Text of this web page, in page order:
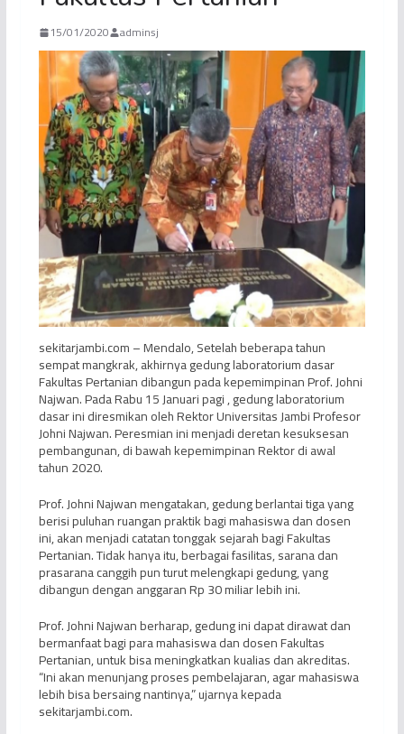
15/01/2020 adminsj
sekitarjambi.com – Mendalo, Setelah beberapa tahun
sempat mangkrak, akhirnya gedung laboratorium dasar
Fakultas Pertanian dibangun pada kepemimpinan Prof. Johni
Najwan. Pada Rabu 15 Januari pagi , gedung laboratorium
dasar ini diresmikan oleh Rektor Universitas Jambi Profesor
Johni Najwan. Peresmian ini menjadi deretan kesuksesan
pembangunan, di bawah kepemimpinan Rektor di awal
tahun 2020.
Prof. Johni Najwan mengatakan, gedung berlantai tiga yang
berisi puluhan ruangan praktik bagi mahasiswa dan dosen
ini, akan menjadi catatan tonggak sejarah bagi Fakultas
Pertanian. Tidak hanya itu, berbagai fasilitas, sarana dan
prasarana canggih pun turut melengkapi gedung, yang
dibangun dengan anggaran Rp 30 miliar lebih ini.
Prof. Johni Najwan berharap, gedung ini dapat dirawat dan
bermanfaat bagi para mahasiswa dan dosen Fakultas
Pertanian, untuk bisa meningkatkan kualias dan akreditas.
“Ini akan menunjang proses pembelajaran, agar mahasiswa
lebih bisa bersaing nantinya,” ujarnya kepada
sekitarjambi.com.